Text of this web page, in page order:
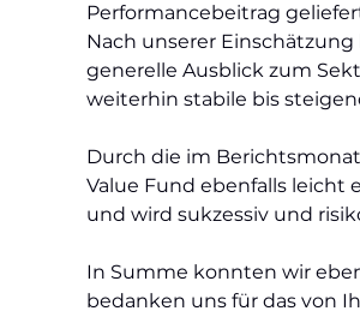
Performancebeitrag
Nach unserer
generelle Ausblick zum
weiterhin stabile bis
Durch die im
Value Fund ebenfalls leicht
und wird sukzessiv und
In Summe konnten wir
bedanken uns für das von